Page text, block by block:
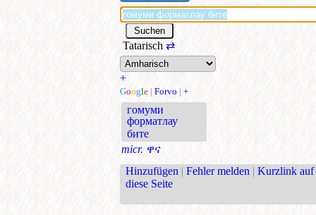
Tatarisch ⇄
+
Google | Forvo | +
гомуми
форматлау
бите
micr. ዋና
Hinzufügen | Fehler melden | Kurzlink auf
diese Seite